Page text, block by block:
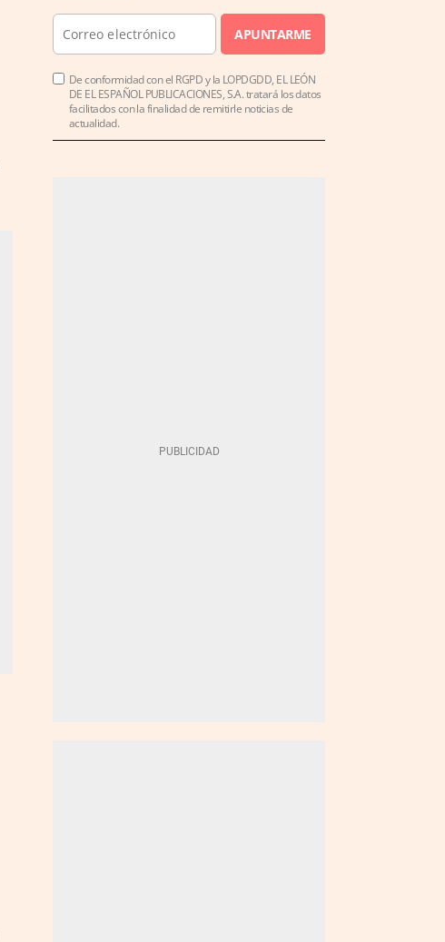
APUNTARME
De conformidad con el RGPD y la LOPDGDD, EL LEÓN
DE EL ESPAÑOL PUBLICACIONES, S.A. tratará los datos
facilitados con la finalidad de remitirle noticias de
actualidad.